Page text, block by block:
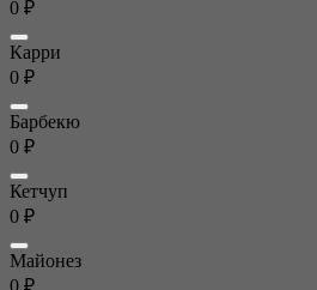
0 ₽
Карри
0 ₽
Барбекю
0 ₽
Кетчуп
0 ₽
Майонез
0 ₽